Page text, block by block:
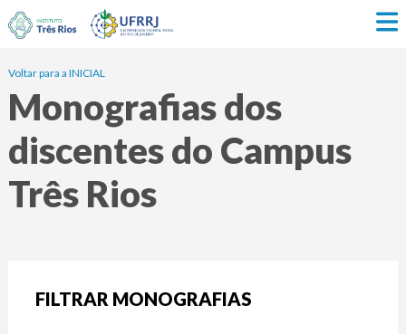
Voltar para a INICIAL
Monografias dos
discentes do Campus
Três Rios
FILTRAR MONOGRAFIAS